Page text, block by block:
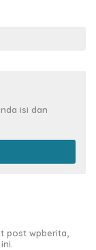
isi dan
post wpberita,